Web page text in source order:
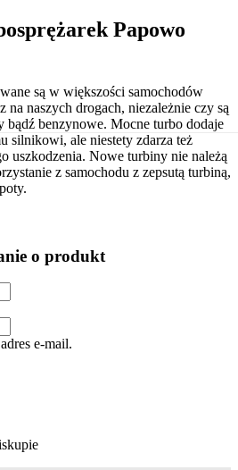
Papowo
są w większości samochodów
na naszych drogach, niezależnie czy są
bądź benzynowe. Mocne turbo dodaje
silnikowi, ale niestety zdarza też
uszkodzenia. Nowe turbiny nie należą
z samochodu z zepsutą turbiną,
o produkt
e-mail.